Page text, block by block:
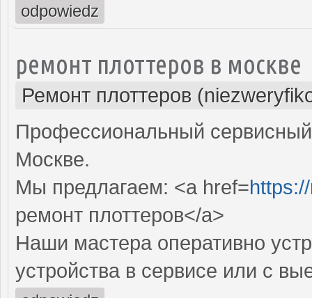
odpowiedz
ремонт плоттеров в москве
Ремонт плоттеров
Профессиональный
Москве.
Мы предлагаем: <a href=
ремонт плоттеров</a>
Наши мастера оперативно
устройства в сервисе или с